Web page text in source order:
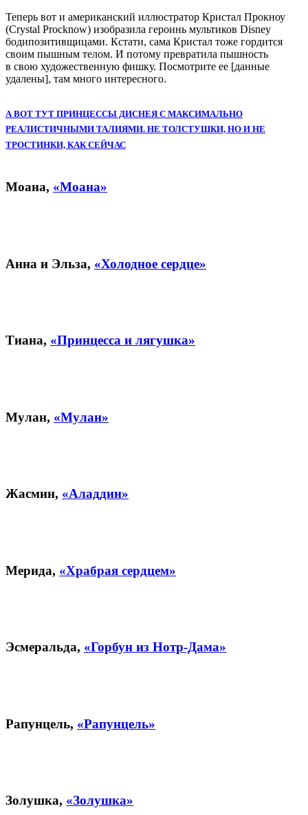
Теперь вот и американский иллюстратор Кристал Прокноу
(Crystal Procknow) изобразила героинь мультиков Disney
бодипозитивщицами. Кстати, сама Кристал тоже гордится
своим пышным телом. И потому превратила пышность
в свою художественную фишку. Посмотрите ее [данные
удалены], там много интересного.
А ВОТ ТУТ ПРИНЦЕССЫ ДИСНЕЯ С МАКСИМАЛЬНО
РЕАЛИСТИЧНЫМИ ТАЛИЯМИ. НЕ ТОЛСТУШКИ, НО И НЕ
ТРОСТИНКИ, КАК СЕЙЧАС
Моана, «Моана»
Анна и Эльза, «Холодное сердце»
Тиана, «Принцесса и лягушка»
Мулан, «Мулан»
Жасмин, «Аладдин»
Мерида, «Храбрая сердцем»
Эсмеральда, «Горбун из Нотр-Дама»
Рапунцель, «Рапунцель»
Золушка, «Золушка»